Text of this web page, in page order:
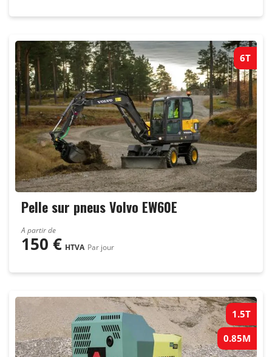
6T
Pelle sur pneus Volvo EW60E
A partir de
150 € HTVA Par jour
1.5T
0.85M